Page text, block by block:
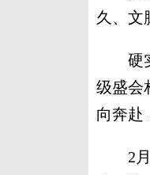
久、文
硬实
级盛会
向奔赴
2月